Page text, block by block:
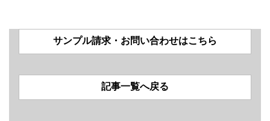
サンプル請求・お問い合わせはこちら
記事一覧へ戻る